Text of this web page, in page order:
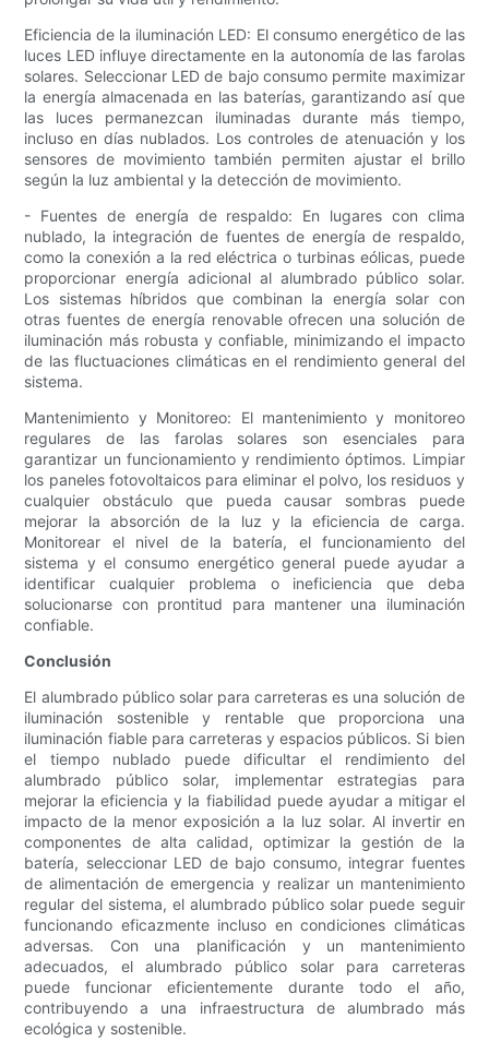
Eficiencia de la iluminación LED: El consumo energético de las
luces LED influye directamente en la autonomía de las farolas
solares. Seleccionar LED de bajo consumo permite maximizar
la energía almacenada en las baterías, garantizando así que
las luces permanezcan iluminadas durante más tiempo,
incluso en días nublados. Los controles de atenuación y los
sensores de movimiento también permiten ajustar el brillo
según la luz ambiental y la detección de movimiento.
- Fuentes de energía de respaldo: En lugares con clima
nublado, la integración de fuentes de energía de respaldo,
como la conexión a la red eléctrica o turbinas eólicas, puede
proporcionar energía adicional al alumbrado público solar.
Los sistemas híbridos que combinan la energía solar con
otras fuentes de energía renovable ofrecen una solución de
iluminación más robusta y confiable, minimizando el impacto
de las fluctuaciones climáticas en el rendimiento general del
sistema.
Mantenimiento y Monitoreo: El mantenimiento y monitoreo
regulares de las farolas solares son esenciales para
garantizar un funcionamiento y rendimiento óptimos. Limpiar
los paneles fotovoltaicos para eliminar el polvo, los residuos y
cualquier obstáculo que pueda causar sombras puede
mejorar la absorción de la luz y la eficiencia de carga.
Monitorear el nivel de la batería, el funcionamiento del
sistema y el consumo energético general puede ayudar a
identificar cualquier problema o ineficiencia que deba
solucionarse con prontitud para mantener una iluminación
confiable.
Conclusión
El alumbrado público solar para carreteras es una solución de
iluminación sostenible y rentable que proporciona una
iluminación fiable para carreteras y espacios públicos. Si bien
el tiempo nublado puede dificultar el rendimiento del
alumbrado público solar, implementar estrategias para
mejorar la eficiencia y la fiabilidad puede ayudar a mitigar el
impacto de la menor exposición a la luz solar. Al invertir en
componentes de alta calidad, optimizar la gestión de la
batería, seleccionar LED de bajo consumo, integrar fuentes
de alimentación de emergencia y realizar un mantenimiento
regular del sistema, el alumbrado público solar puede seguir
funcionando eficazmente incluso en condiciones climáticas
adversas. Con una planificación y un mantenimiento
adecuados, el alumbrado público solar para carreteras
puede funcionar eficientemente durante todo el año,
contribuyendo a una infraestructura de alumbrado más
ecológica y sostenible.